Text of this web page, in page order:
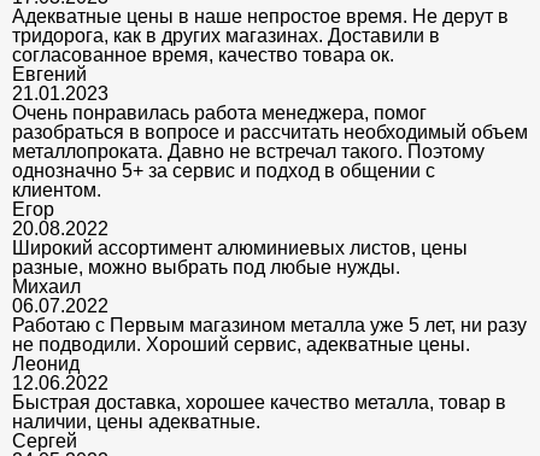
Адекватные цены в наше непростое время. Не дерут в
тридорога, как в других магазинах. Доставили в
согласованное время, качество товара ок.
Евгений
21.01.2023
Очень понравилась работа менеджера, помог
разобраться в вопросе и рассчитать необходимый объем
металлопроката. Давно не встречал такого. Поэтому
однозначно 5+ за сервис и подход в общении с
клиентом.
Егор
20.08.2022
Широкий ассортимент алюминиевых листов, цены
разные, можно выбрать под любые нужды.
Михаил
06.07.2022
Работаю с Первым магазином металла уже 5 лет, ни разу
не подводили. Хороший сервис, адекватные цены.
Леонид
12.06.2022
Быстрая доставка, хорошее качество металла, товар в
наличии, цены адекватные.
Сергей